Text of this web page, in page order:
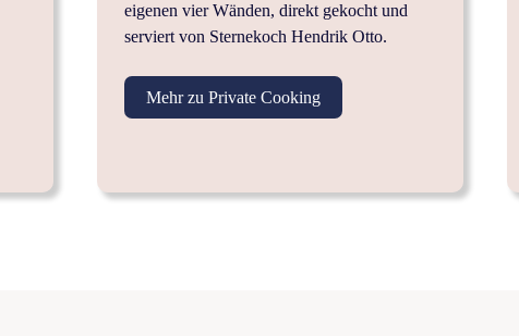
eigenen vier Wänden, direkt gekocht und
serviert von Sternekoch Hendrik Otto.
Mehr zu Private Cooking